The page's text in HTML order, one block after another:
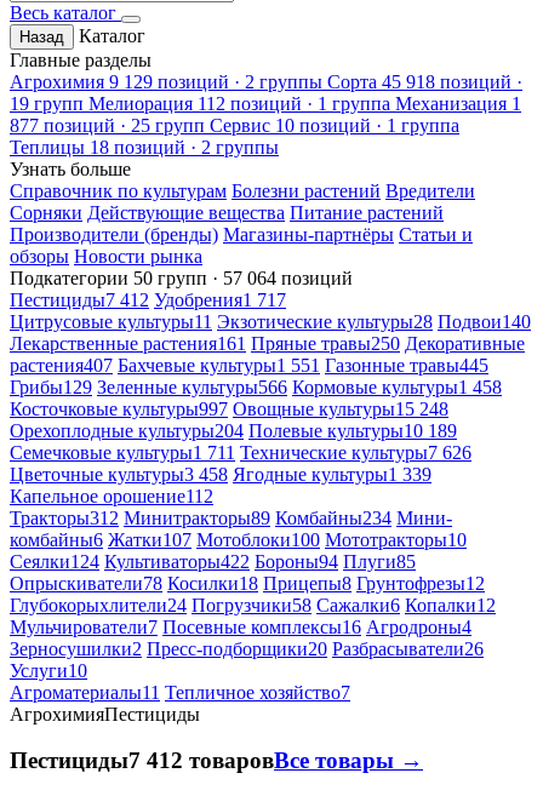
Весь каталог
Назад
Каталог
Главные разделы
Агрохимия 9 129 позиций · 2 группы Сорта 45 918 позиций ·
19 групп Мелиорация 112 позиций · 1 группа Механизация 1
877 позиций · 25 групп Сервис 10 позиций · 1 группа
Теплицы 18 позиций · 2 группы
Узнать больше
Справочник по культурам Болезни растений Вредители
Сорняки Действующие вещества Питание растений
Производители (бренды) Магазины-партнёры Статьи и
обзоры Новости рынка
Подкатегории 50 групп · 57 064 позиций
Пестициды7 412 Удобрения1 717
Цитрусовые культуры11 Экзотические культуры28 Подвои140
Лекарственные растения161 Пряные травы250 Декоративные
растения407 Бахчевые культуры1 551 Газонные травы445
Грибы129 Зеленные культуры566 Кормовые культуры1 458
Косточковые культуры997 Овощные культуры15 248
Орехоплодные культуры204 Полевые культуры10 189
Семечковые культуры1 711 Технические культуры7 626
Цветочные культуры3 458 Ягодные культуры1 339
Капельное орошение112
Тракторы312 Минитракторы89 Комбайны234 Мини-
комбайны6 Жатки107 Мотоблоки100 Мототракторы10
Сеялки124 Культиваторы422 Бороны94 Плуги85
Опрыскиватели78 Косилки18 Прицепы8 Грунтофрезы12
Глубокорыхлители24 Погрузчики58 Сажалки6 Копалки12
Мульчирователи7 Посевные комплексы16 Агродроны4
Зерносушилки2 Пресс-подборщики20 Разбрасыватели26
Услуги10
Агроматериалы11 Тепличное хозяйство7
АгрохимияПестициды
Пестициды7 412 товаровВсе товары →